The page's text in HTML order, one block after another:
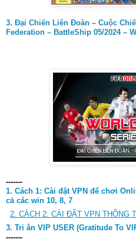
3. Đại Chiến Liên Đoàn – Cuộc
Federation – BattleShip 05/2024 –
-------
1. Cách 1: Cài đặt VPN để chơi
cả các win 10, 8, 7
2. CÁCH 2: CÀI ĐẶT VPN THÔNG
3. Tri ân VIP USER (Gratitude To
-------